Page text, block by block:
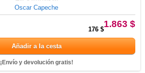
Oscar Capeche
1.863 $
176 $
Añadir a la cesta
¡Envío y devolución gratis!